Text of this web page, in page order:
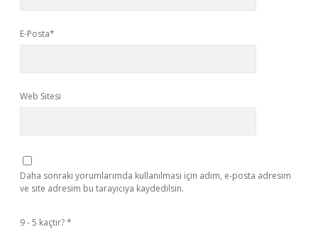
E-Posta*
Web Sitesi
Daha sonraki yorumlarımda kullanılması için adım, e-posta adresim
ve site adresim bu tarayıcıya kaydedilsin.
9 - 5 kaçtır?*